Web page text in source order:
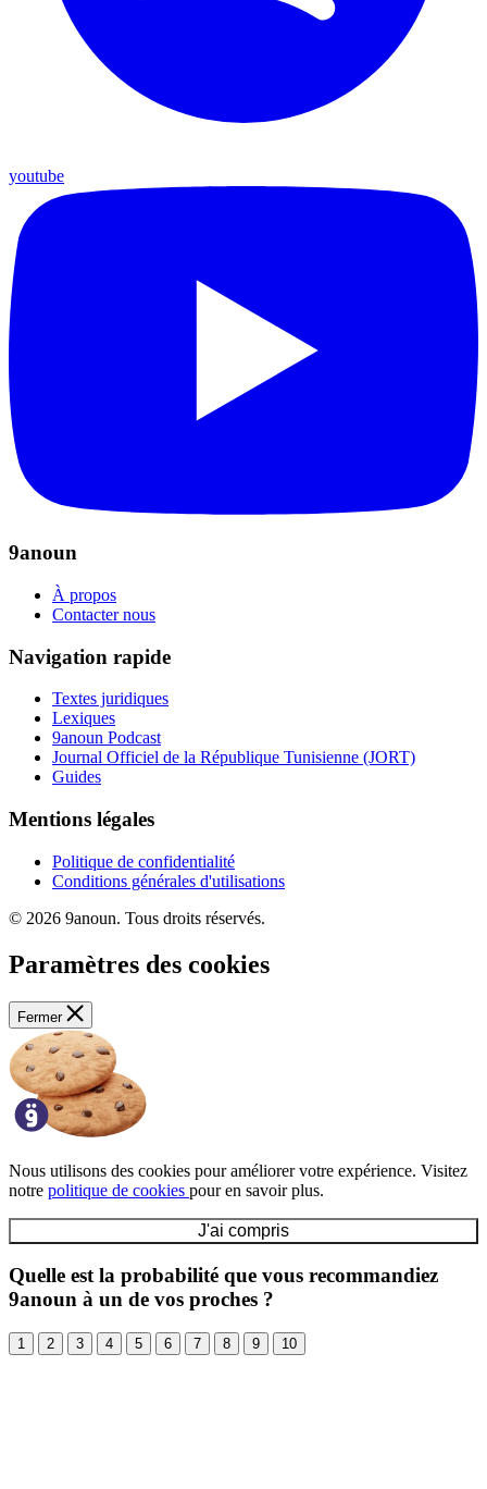
youtube
9anoun
À propos
Contacter nous
Navigation rapide
Textes juridiques
Lexiques
9anoun Podcast
Journal Officiel de la République Tunisienne (JORT)
Guides
Mentions légales
Politique de confidentialité
Conditions générales d'utilisations
© 2026 9anoun. Tous droits réservés.
Paramètres des cookies
Fermer
Nous utilisons des cookies pour améliorer votre expérience. Visitez
notre politique de cookies pour en savoir plus.
J'ai compris
Quelle est la probabilité que vous recommandiez
9anoun à un de vos proches ?
1 2 3 4 5 6 7 8 9 10